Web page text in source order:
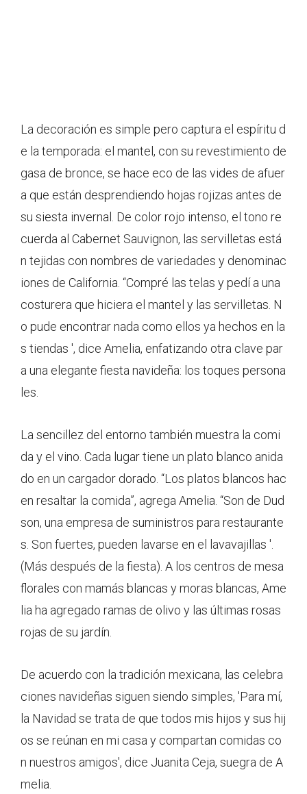
La decoración es simple pero captura el espíritu d
e la temporada: el mantel, con su revestimiento de
gasa de bronce, se hace eco de las vides de afuer
a que están desprendiendo hojas rojizas antes de
su siesta invernal. De color rojo intenso, el tono re
cuerda al Cabernet Sauvignon, las servilletas está
n tejidas con nombres de variedades y denominac
iones de California. “Compré las telas y pedí a una
costurera que hiciera el mantel y las servilletas. N
o pude encontrar nada como ellos ya hechos en la
s tiendas ', dice Amelia, enfatizando otra clave par
a una elegante fiesta navideña: los toques persona
les.
La sencillez del entorno también muestra la comi
da y el vino. Cada lugar tiene un plato blanco anida
do en un cargador dorado. “Los platos blancos hac
en resaltar la comida”, agrega Amelia. “Son de Dud
son, una empresa de suministros para restaurante
s. Son fuertes, pueden lavarse en el lavavajillas '.
(Más después de la fiesta). A los centros de mesa
florales con mamás blancas y moras blancas, Ame
lia ha agregado ramas de olivo y las últimas rosas
rojas de su jardín.
De acuerdo con la tradición mexicana, las celebra
ciones navideñas siguen siendo simples, 'Para mí,
la Navidad se trata de que todos mis hijos y sus hij
os se reúnan en mi casa y compartan comidas co
n nuestros amigos', dice Juanita Ceja, suegra de A
melia.